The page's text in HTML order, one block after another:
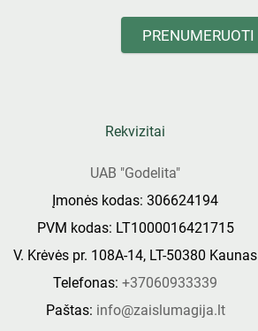
PRENUMERUOTI
Rekvizitai
UAB "Godelita"
Įmonės kodas: 306624194
PVM kodas: LT1000016421715
V. Krėvės pr. 108A-14, LT-50380 Kaunas
Telefonas: +37060933339
Paštas: info@zaislumagija.lt